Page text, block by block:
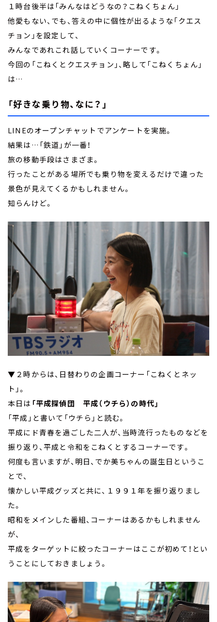
１時台後半は「みんなはどうなの？こねくちょん」
他愛もない、でも、答えの中に個性が出るような「クエス
チョン」を設定して、
みんなであれこれ話していくコーナーです。
今回の「こねくとクエスチョン」、略して「こねくちょん」
は…
「好きな乗り物、なに？」
LINEのオープンチャットでアンケートを実施。
結果は…「鉄道」が一番！
旅の移動手段はさまざま。
行ったことがある場所でも乗り物を変えるだけで違った
景色が見えてくるかもしれません。
知らんけど。
▼２時からは、日替わりの企画コーナー「こねくとネッ
ト」。
本日は 「平成探偵団 平成（ウチら）の時代」
「平成」と書いて「ウチら」と読む。
平成にド青春を過ごした二人が、当時流行ったものなどを
振り返り、平成と令和をこねくとするコーナーです。
何度も言いますが、明日、でか美ちゃんの誕生日というこ
とで、
懐かしい平成グッズと共に、１９９１年を振り返りまし
た。
昭和をメインした番組、コーナーはあるかもしれません
が、
平成をターゲットに絞ったコーナーはここが初めて！とい
うことにしておきましょう。